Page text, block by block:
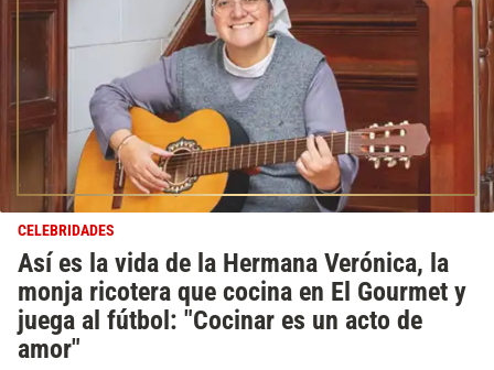
CELEBRIDADES
Así es la vida de la Hermana Verónica, la
monja ricotera que cocina en El Gourmet y
juega al fútbol: "Cocinar es un acto de
amor"